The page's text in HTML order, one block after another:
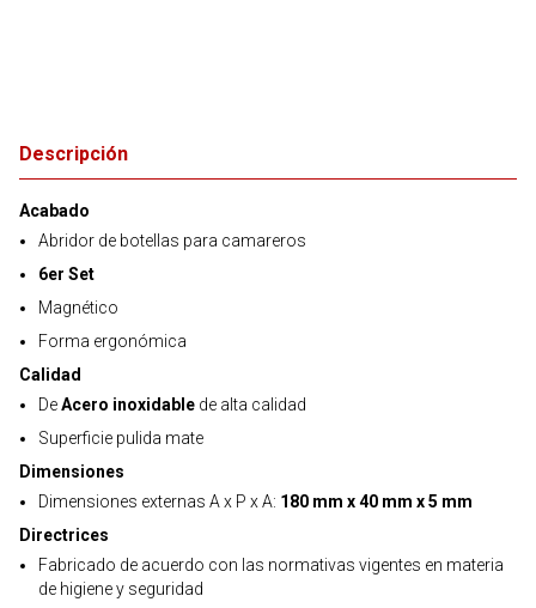
Descripción
Acabado
Abridor de botellas para camareros
6er Set
Magnético
Forma ergonómica
Calidad
DeAcero inoxidable de alta calidad
Superficie pulida mate
Dimensiones
Dimensiones externas A x P x A: 180 mm x 40 mm x 5 mm
Directrices
Fabricado de acuerdo con las normativas vigentes en materia
de higiene y seguridad